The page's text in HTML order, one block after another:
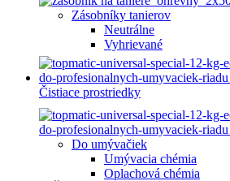
Zásobníky tanierov
Neutrálne
Vyhrievané
Čistiace prostriedky
Do umývačiek
Umývacia chémia
Oplachová chémia